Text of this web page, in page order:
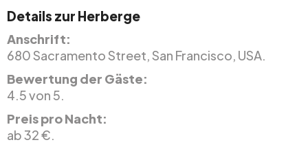
Details zur Herberge
Anschrift:
680 Sacramento Street, San Francisco, USA.
Bewertung der Gäste:
4.5 von 5.
Preis pro Nacht:
ab 32 €.